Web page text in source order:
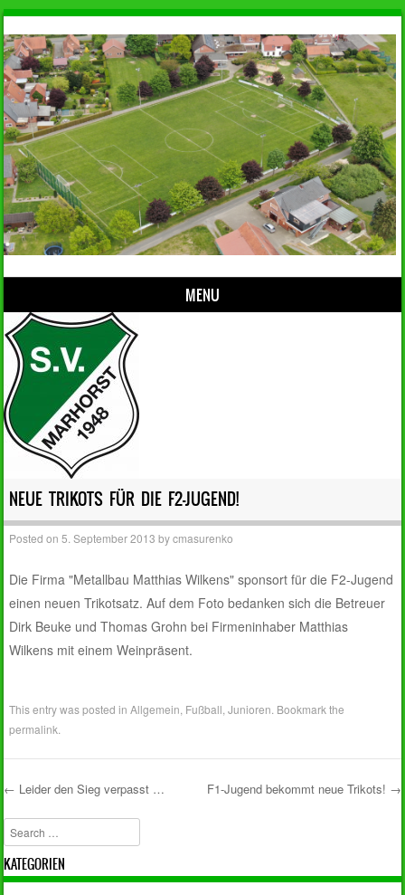
MENU
Skip to content
NEUE TRIKOTS FÜR DIE F2-JUGEND!
Posted on5. September 2013 bycmasurenko
Die Firma "Metallbau Matthias Wilkens" sponsort für die F2-Jugend
einen neuen Trikotsatz. Auf dem Foto bedanken sich die Betreuer
Dirk Beuke und Thomas Grohn bei Firmeninhaber Matthias
Wilkens mit einem Weinpräsent.
This entry was posted inAllgemein Fußball ,Junioren . Bookmark the
permalink
Post navigation
← Leider den Sieg verpasst … F1-Jugend bekommt neue Trikots! →
Search
KATEGORIEN